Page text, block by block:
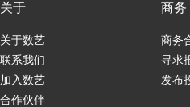
关于
关于数艺
联系我们
加入数艺
合作伙伴
商务
商务
寻求
发布